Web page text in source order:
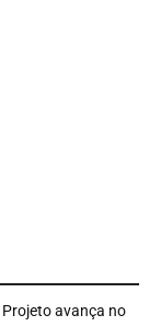
avança no